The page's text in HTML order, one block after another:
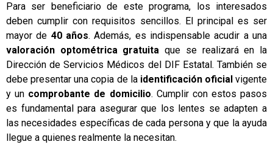
Para ser beneficiario de este programa, los interesados
deben cumplir con requisitos sencillos. El principal es ser
mayor de 40 años. Además, es indispensable acudir a una
valoración optométrica gratuita que se realizará en la
Dirección de Servicios Médicos del DIF Estatal. También se
debe presentar una copia de la identificación oficial vigente
y un comprobante de domicilio. Cumplir con estos pasos
es fundamental para asegurar que los lentes se adapten a
las necesidades específicas de cada persona y que la ayuda
llegue a quienes realmente la necesitan.